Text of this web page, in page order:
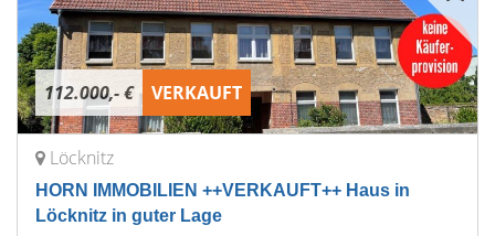
112.000,- € VERKAUFT
Löcknitz
HORN IMMOBILIEN ++VERKAUFT++ Haus in
Löcknitz in guter Lage